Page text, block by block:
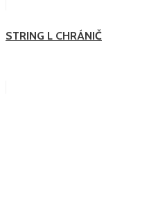
STRING L CHRÁNIČ